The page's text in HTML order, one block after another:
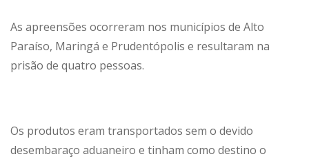
As apreensões ocorreram nos municípios de Alto
Paraíso, Maringá e Prudentópolis e resultaram na
prisão de quatro pessoas.
Os produtos eram transportados sem o devido
desembaraço aduaneiro e tinham como destino o